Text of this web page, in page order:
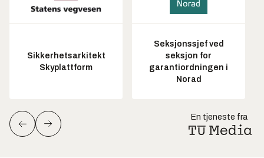
Sikkerhetsarkitekt
Skyplattform
Seksjonssjef ved
seksjon for
garantiordningen i
Norad
En tjeneste fra